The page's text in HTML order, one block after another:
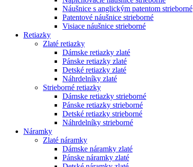
Náušnice s anglickým patentom strieborné
Patentové náušnice strieborné
Visiace náušnice strieborné
Retiazky
Zlaté retiazky
Dámske retiazky zlaté
Pánske retiazky zlaté
Detské retiazky zlaté
Náhrdelníky zlaté
Strieborné retiazky
Dámske retiazky strieborné
Pánske retiazky strieborné
Detské retiazky strieborné
Náhrdelníky strieborné
Náramky
Zlaté náramky
Dámske náramky zlaté
Pánske náramky zlaté